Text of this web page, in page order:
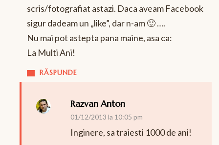
RĂSPUNDE
scris/fotografiat astazi. Daca aveam Facebook
sigur dadeam un „like”, dar n-am 🙂 ….
Nu mai pot astepta pana maine, asa ca:
La Multi Ani!
Razvan Anton
01/12/2013 la 10:05 pm
Inginere, sa traiesti 1000 de ani!